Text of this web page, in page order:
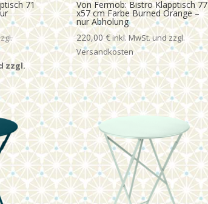
71
Aktueller
Preis
ist:
199,00 €.
Von Fermob: Bistro Klapptisch 77
x57 cm Farbe Burned Orange –
nur Abholung
220,00€